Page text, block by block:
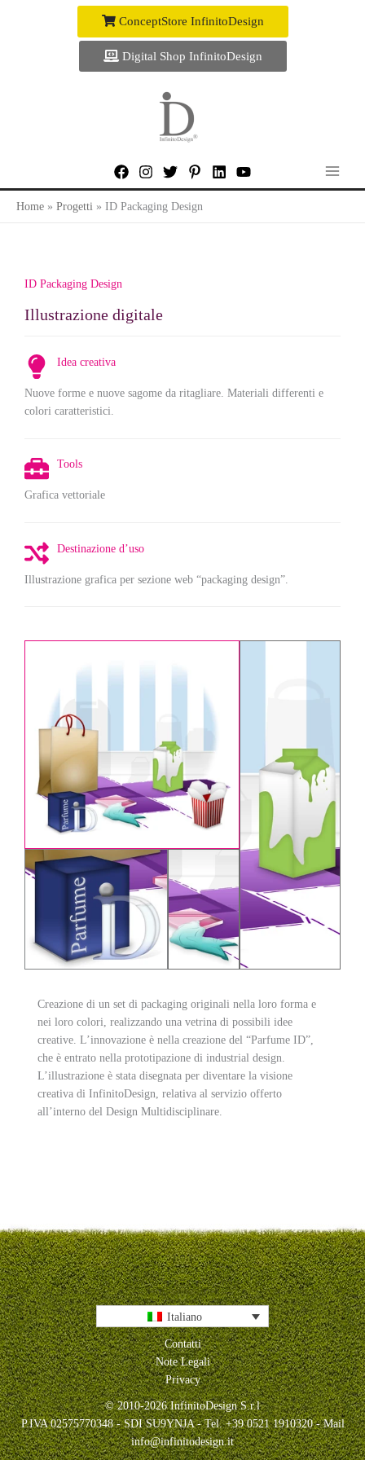
ConceptStore InfinitoDesign
Digital Shop InfinitoDesign
Home Progetti ID Packaging Design
ID Packaging Design
Illustrazione digitale
Idea creativa
Nuove forme e nuove sagome da ritagliare. Materiali differenti e
colori caratteristici.
Tools
Grafica vettoriale
Destinazione d’uso
Illustrazione grafica per sezione web “packaging design”.
Creazione di un set di packaging originali nella loro forma e
nei loro colori, realizzando una vetrina di possibili idee
creative. L’innovazione è nella creazione del “Parfume ID”,
che è entrato nella prototipazione di industrial design.
L’illustrazione è stata disegnata per diventare la visione
creativa di InfinitoDesign, relativa al servizio offerto
all’interno del Design Multidisciplinare.
Italiano
Contatti
Note Legali
Privacy
© 2010-2026 InfinitoDesign S.r.l
P.IVA 02575770348 - SDI SU9YNJA - Tel. +39 0521 1910320 - Mail
info@infinitodesign.it